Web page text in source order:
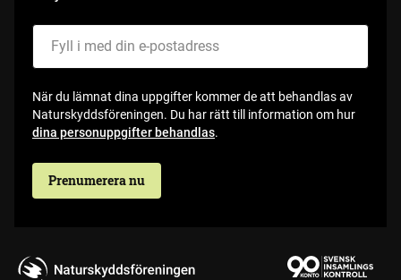
När du lämnat dina uppgifter kommer de att behandlas av
Naturskyddsföreningen. Du har rätt till information om hur
dina personuppgifter behandlas.
Prenumerera nu